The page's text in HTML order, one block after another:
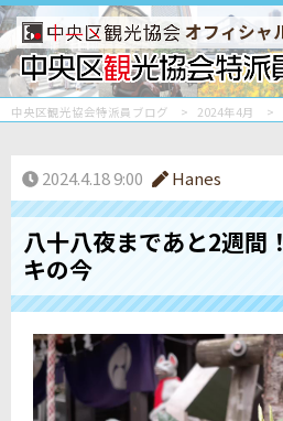
オフィシャ
中央区観光協会特派員ブログ 2024年4月
2024.4.18 9:00 Hanes
八十八夜まであと2週間
キの今